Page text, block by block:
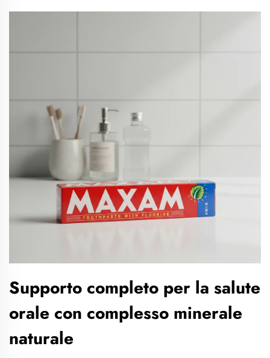
Supporto completo per la salute
orale con complesso minerale
naturale